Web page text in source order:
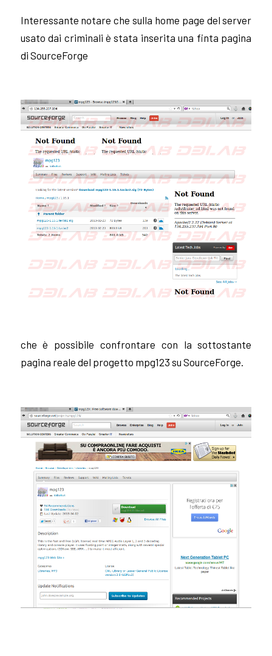
Interessante notare che sulla home page del server
usato dai criminali è stata inserita una finta pagina
di SourceForge
che è possibile confrontare con la sottostante
pagina reale del progetto mpg123 su SourceForge.